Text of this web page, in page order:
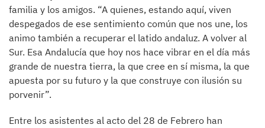
familia y los amigos. “A quienes, estando aquí, viven
despegados de ese sentimiento común que nos une, los
animo también a recuperar el latido andaluz. A volver al
Sur. Esa Andalucía que hoy nos hace vibrar en el día más
grande de nuestra tierra, la que cree en sí misma, la que
apuesta por su futuro y la que construye con ilusión su
porvenir”.
Entre los asistentes al acto del 28 de Febrero han